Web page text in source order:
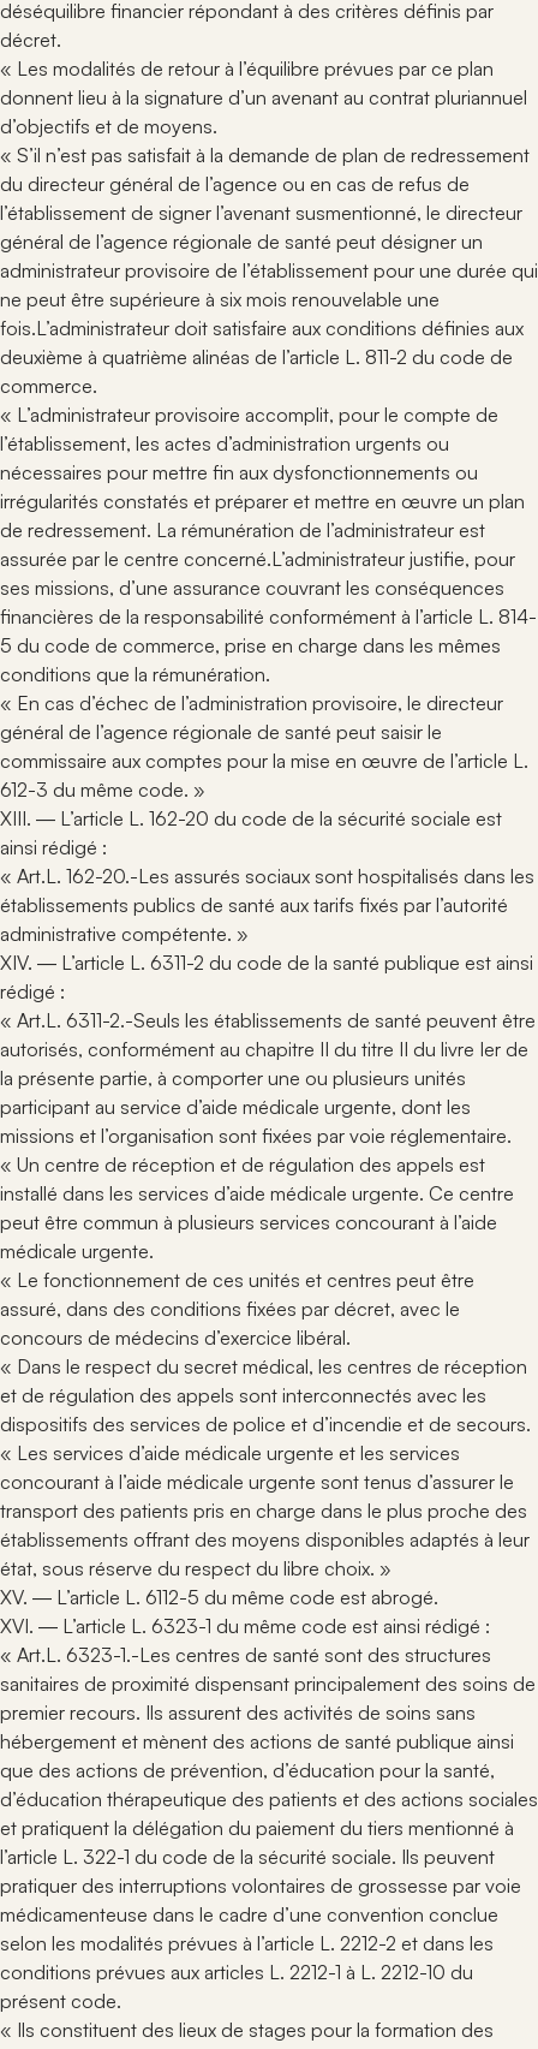
déséquilibre financier répondant à des critères définis par
décret.
« Les modalités de retour à l’équilibre prévues par ce plan
donnent lieu à la signature d’un avenant au contrat pluriannuel
d’objectifs et de moyens.
« S’il n’est pas satisfait à la demande de plan de redressement
du directeur général de l’agence ou en cas de refus de
l’établissement de signer l’avenant susmentionné, le directeur
général de l’agence régionale de santé peut désigner un
administrateur provisoire de l’établissement pour une durée qui
ne peut être supérieure à six mois renouvelable une
fois.L’administrateur doit satisfaire aux conditions définies aux
deuxième à quatrième alinéas de l’article L. 811-2 du code de
commerce.
« L’administrateur provisoire accomplit, pour le compte de
l’établissement, les actes d’administration urgents ou
nécessaires pour mettre fin aux dysfonctionnements ou
irrégularités constatés et préparer et mettre en œuvre un plan
de redressement. La rémunération de l’administrateur est
assurée par le centre concerné.L’administrateur justifie, pour
ses missions, d’une assurance couvrant les conséquences
financières de la responsabilité conformément à l’article L. 814-
5 du code de commerce, prise en charge dans les mêmes
conditions que la rémunération.
« En cas d’échec de l’administration provisoire, le directeur
général de l’agence régionale de santé peut saisir le
commissaire aux comptes pour la mise en œuvre de l’article L.
612-3 du même code. »
XIII. ― L’article L. 162-20 du code de la sécurité sociale est
ainsi rédigé :
« Art.L. 162-20.-Les assurés sociaux sont hospitalisés dans les
établissements publics de santé aux tarifs fixés par l’autorité
administrative compétente. »
XIV. ― L’article L. 6311-2 du code de la santé publique est ainsi
rédigé :
« Art.L. 6311-2.-Seuls les établissements de santé peuvent être
autorisés, conformément au chapitre II du titre II du livre Ier de
la présente partie, à comporter une ou plusieurs unités
participant au service d’aide médicale urgente, dont les
missions et l’organisation sont fixées par voie réglementaire.
« Un centre de réception et de régulation des appels est
installé dans les services d’aide médicale urgente. Ce centre
peut être commun à plusieurs services concourant à l’aide
médicale urgente.
« Le fonctionnement de ces unités et centres peut être
assuré, dans des conditions fixées par décret, avec le
concours de médecins d’exercice libéral.
« Dans le respect du secret médical, les centres de réception
et de régulation des appels sont interconnectés avec les
dispositifs des services de police et d’incendie et de secours.
« Les services d’aide médicale urgente et les services
concourant à l’aide médicale urgente sont tenus d’assurer le
transport des patients pris en charge dans le plus proche des
établissements offrant des moyens disponibles adaptés à leur
état, sous réserve du respect du libre choix. »
XV. ― L’article L. 6112-5 du même code est abrogé.
XVI. ― L’article L. 6323-1 du même code est ainsi rédigé :
« Art.L. 6323-1.-Les centres de santé sont des structures
sanitaires de proximité dispensant principalement des soins de
premier recours. Ils assurent des activités de soins sans
hébergement et mènent des actions de santé publique ainsi
que des actions de prévention, d’éducation pour la santé,
d’éducation thérapeutique des patients et des actions sociales
et pratiquent la délégation du paiement du tiers mentionné à
l’article L. 322-1 du code de la sécurité sociale. Ils peuvent
pratiquer des interruptions volontaires de grossesse par voie
médicamenteuse dans le cadre d’une convention conclue
selon les modalités prévues à l’article L. 2212-2 et dans les
conditions prévues aux articles L. 2212-1 à L. 2212-10 du
présent code.
« Ils constituent des lieux de stages pour la formation des